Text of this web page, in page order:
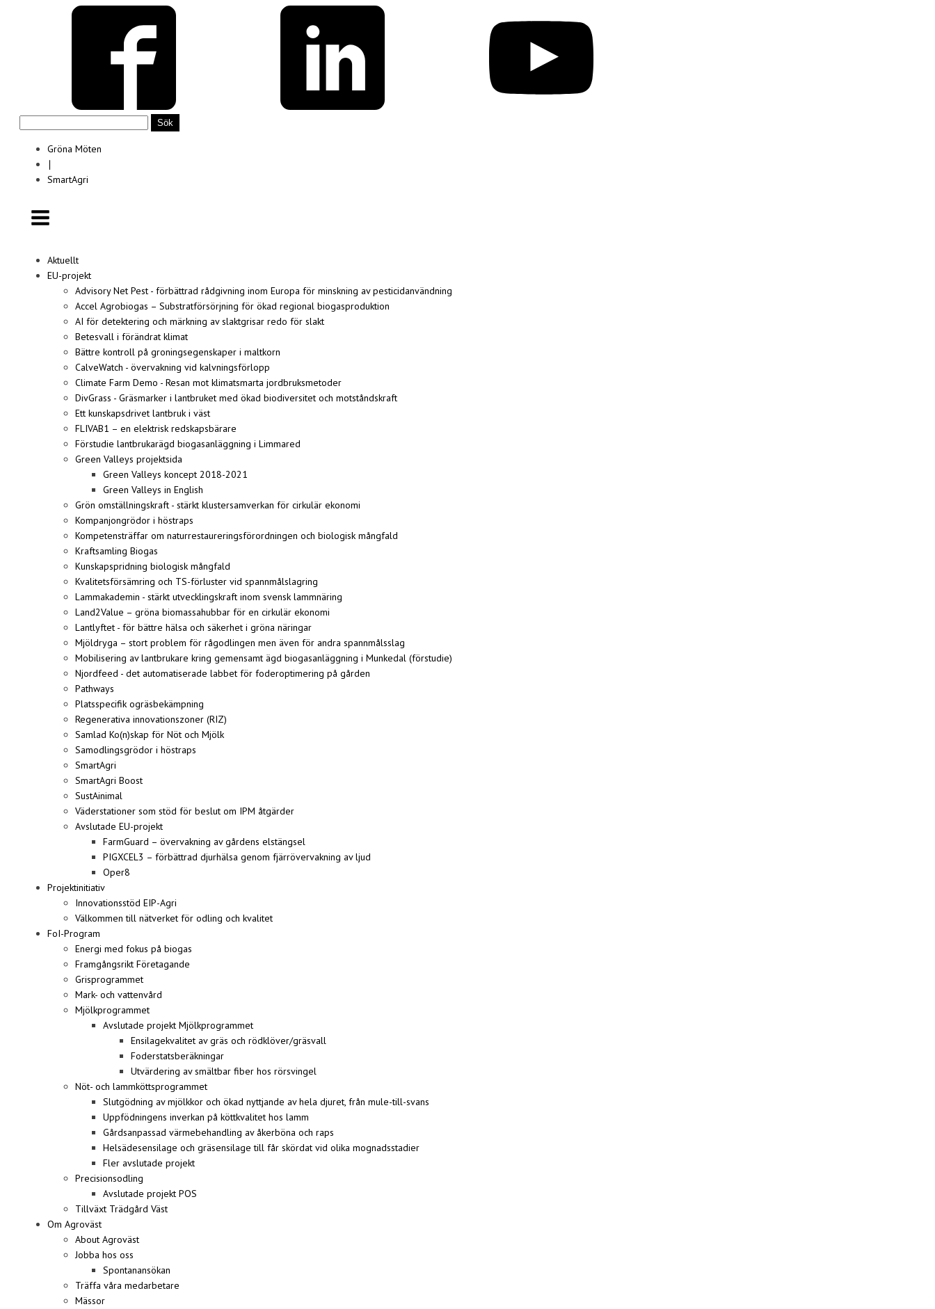
Gröna Möten
∣
SmartAgri
Aktuellt
EU-projekt
Advisory Net Pest - förbättrad rådgivning inom Europa för minskning av pesticidanvändning
Accel Agrobiogas – Substratförsörjning för ökad regional biogasproduktion
AI för detektering och märkning av slaktgrisar redo för slakt
Betesvall i förändrat klimat
Bättre kontroll på groningsegenskaper i maltkorn
CalveWatch - övervakning vid kalvningsförlopp
Climate Farm Demo - Resan mot klimatsmarta jordbruksmetoder
DivGrass - Gräsmarker i lantbruket med ökad biodiversitet och motståndskraft
Ett kunskapsdrivet lantbruk i väst
FLIVAB1 – en elektrisk redskapsbärare
Förstudie lantbrukarägd biogasanläggning i Limmared
Green Valleys projektsida
Green Valleys koncept 2018-2021
Green Valleys in English
Grön omställningskraft - stärkt klustersamverkan för cirkulär ekonomi
Kompanjongrödor i höstraps
Kompetensträffar om naturrestaureringsförordningen och biologisk mångfald
Kraftsamling Biogas
Kunskapspridning biologisk mångfald
Kvalitetsförsämring och TS-förluster vid spannmålslagring
Lammakademin - stärkt utvecklingskraft inom svensk lammnäring
Land2Value – gröna biomassahubbar för en cirkulär ekonomi
Lantlyftet - för bättre hälsa och säkerhet i gröna näringar
Mjöldryga – stort problem för rågodlingen men även för andra spannmålsslag
Mobilisering av lantbrukare kring gemensamt ägd biogasanläggning i Munkedal (förstudie)
Njordfeed - det automatiserade labbet för foderoptimering på gården
Pathways
Platsspecifik ogräsbekämpning
Regenerativa innovationszoner (RIZ)
Samlad Ko(n)skap för Nöt och Mjölk
Samodlingsgrödor i höstraps
SmartAgri
SmartAgri Boost
SustAinimal
Väderstationer som stöd för beslut om IPM åtgärder
Avslutade EU-projekt
FarmGuard – övervakning av gårdens elstängsel
PIGXCEL3 – förbättrad djurhälsa genom fjärrövervakning av ljud
Oper8
Projektinitiativ
Innovationsstöd EIP-Agri
Välkommen till nätverket för odling och kvalitet
FoI-Program
Energi med fokus på biogas
Framgångsrikt Företagande
Grisprogrammet
Mark- och vattenvård
Mjölkprogrammet
Avslutade projekt Mjölkprogrammet
Ensilagekvalitet av gräs och rödklöver/gräsvall
Foderstatsberäkningar
Utvärdering av smältbar fiber hos rörsvingel
Nöt- och lammköttsprogrammet
Slutgödning av mjölkkor och ökad nyttjande av hela djuret, från mule-till-svans
Uppfödningens inverkan på köttkvalitet hos lamm
Gårdsanpassad värmebehandling av åkerböna och raps
Helsädesensilage och gräsensilage till får skördat vid olika mognadsstadier
Fler avslutade projekt
Precisionsodling
Avslutade projekt POS
Tillväxt Trädgård Väst
Om Agroväst
About Agroväst
Jobba hos oss
Spontanansökan
Träffa våra medarbetare
Mässor